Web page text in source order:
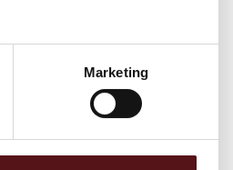
Marketing